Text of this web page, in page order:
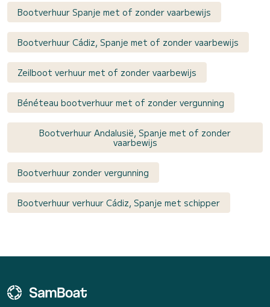
Bootverhuur Spanje met of zonder vaarbewijs
Bootverhuur Cádiz, Spanje met of zonder vaarbewijs
Zeilboot verhuur met of zonder vaarbewijs
Bénéteau bootverhuur met of zonder vergunning
Bootverhuur Andalusië, Spanje met of zonder
vaarbewijs
Bootverhuur zonder vergunning
Bootverhuur verhuur Cádiz, Spanje met schipper